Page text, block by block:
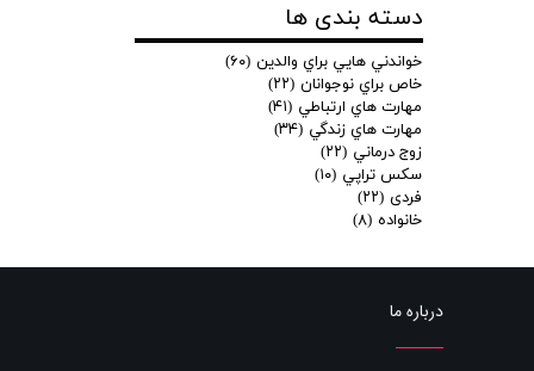
دسته بندی ها
خواندني هايي براي والدين (۶۰)
خاص براي نوجوانان (۲۲)
مهارت هاي ارتباطي (۴۱)
مهارت هاي زندگي (۳۴)
زوج درماني (۲۲)
سكس تراپي (۱۰)
فردی (۲۲)
خانواده (۸)
درباره ما